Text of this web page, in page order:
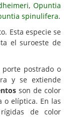
,Opuntia
spinulifera.
Esta especie se
el suroeste de
porte postrado o
y se extiende
son de color
o elíptica. En las
rígidas de color